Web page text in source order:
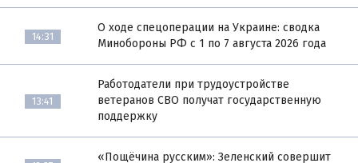
14:31
О ходе спецоперации на Украине: сводка
Минобороны РФ с 1 по 7 августа 2026 года
13:41
Работодатели при трудоустройстве
ветеранов СВО получат государственную
поддержку
«Пощёчина русским»: Зеленский совершит